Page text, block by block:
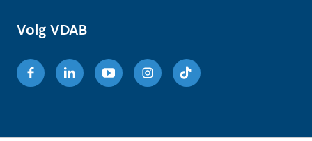
Volg VDAB
FacebookLinkedinYoutubeInstagram